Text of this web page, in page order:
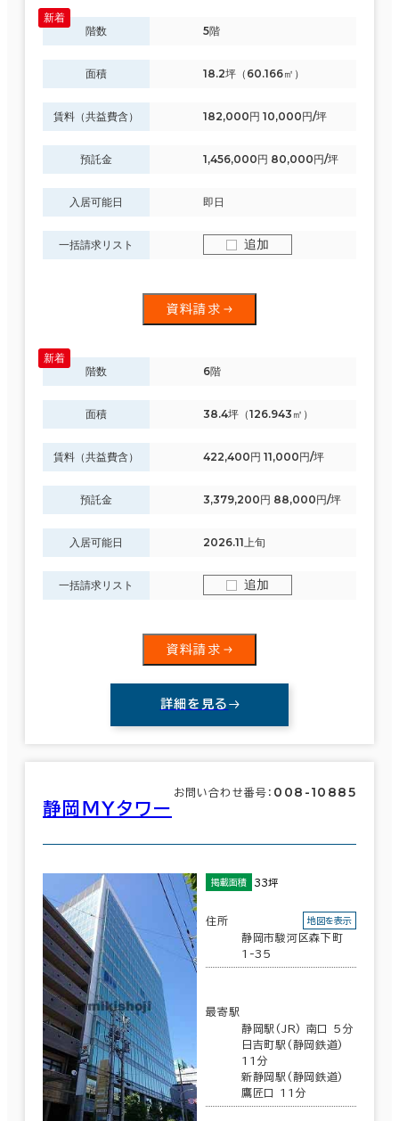
階数 5階
面積 18.2坪（60.166㎡）
賃料（共益費含） 182,000円 10,000円/坪
預託金 1,456,000円 80,000円/坪
入居可能日 即日
一括請求リスト 追加
資料請求
階数 6階
面積 38.4坪（126.943㎡）
賃料（共益費含） 422,400円 11,000円/坪
預託金 3,379,200円 88,000円/坪
入居可能日 2026.11上旬
一括請求リスト 追加
資料請求
詳細を見る
静岡ＭＹタワー
お問い合わせ番号： 008-10885
掲載面積 33坪
住所
静岡市駿河区森下町
1-35
地図を表示
最寄駅
静岡駅(JR) 南口 5分
日吉町駅(静岡鉄道)
11分
新静岡駅(静岡鉄道)
鷹匠口 11分